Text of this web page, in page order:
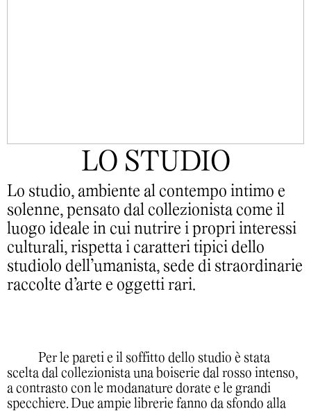
LO STUDIO
Lo studio, ambiente al contempo intimo e
solenne, pensato dal collezionista come il
luogo ideale in cui nutrire i propri interessi
culturali, rispetta i caratteri tipici dello
studiolo dell’umanista, sede di straordinarie
raccolte d’arte e oggetti rari.
Per le pareti e il soffitto dello studio è stata
scelta dal collezionista una boiserie dal rosso intenso,
a contrasto con le modanature dorate e le grandi
specchiere. Due ampie librerie fanno da sfondo alla